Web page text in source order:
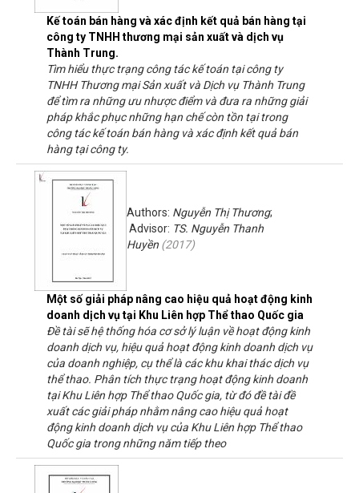
Kế toán bán hàng và xác định kết quả bán hàng tại
công ty TNHH thương mại sản xuất và dịch vụ
Thành Trung.
Tìm hiểu thực trạng công tác kế toán tại công ty
TNHH Thương mại Sản xuất và Dịch vụ Thành Trung
để tìm ra những ưu nhược điểm và đưa ra những giải
pháp khắc phục những hạn chế còn tồn tại trong
công tác kế toán bán hàng và xác định kết quả bán
hàng tại công ty.
Một số giải pháp nâng cao hiệu quả hoạt động kinh
doanh dịch vụ tại Khu Liên hợp Thể thao Quốc gia
Authors: Nguyễn Thị Thương;
Advisor: TS. Nguyễn Thanh
Huyền (2017)
Đề tài sẽ hệ thống hóa cơ sở lý luận về hoạt động kinh
doanh dịch vụ, hiệu quả hoạt động kinh doanh dịch vụ
của doanh nghiệp, cụ thể là các khu khai thác dịch vụ
thể thao. Phân tích thực trạng hoạt động kinh doanh
tại Khu Liên hợp Thể thao Quốc gia, từ đó đề tài đề
xuất các giải pháp nhằm nâng cao hiệu quả hoạt
động kinh doanh dịch vụ của Khu Liên hợp Thể thao
Quốc gia trong những năm tiếp theo